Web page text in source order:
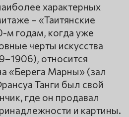
характерных
– «Таитянские
м годам, когда уже
черты искусства
относится
«Берега Марны» (зал
Танги был свой
где он продавал
и картины.